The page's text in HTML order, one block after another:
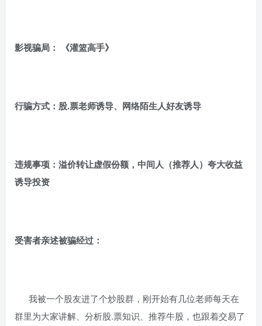
影视骗局： 《灌篮高手》
行骗方式： 股.票老师诱导、网络陌生人好友诱导
违规事项：溢价转让虚假份额，中间人（推荐人）夸大收益
诱导投资
受害者亲述被骗经过：
我被一个股友进了个炒股群，刚开始有几位老师每天在
群里为大家讲解、分析股.票知识、推荐牛股，也跟着交易了